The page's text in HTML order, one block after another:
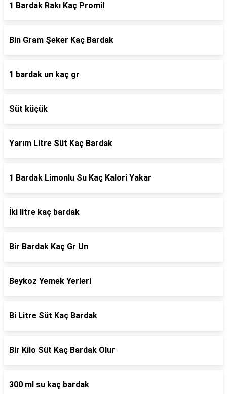
1 Bardak Rakı Kaç Promil
Bin Gram Şeker Kaç Bardak
1 bardak un kaç gr
Süt küçük
Yarım Litre Süt Kaç Bardak
1 Bardak Limonlu Su Kaç Kalori Yakar
İki litre kaç bardak
Bir Bardak Kaç Gr Un
Beykoz Yemek Yerleri
Bi Litre Süt Kaç Bardak
Bir Kilo Süt Kaç Bardak Olur
300 ml su kaç bardak